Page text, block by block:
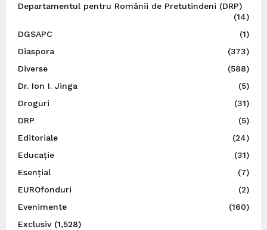
Departamentul pentru Românii de Pretutindeni (DRP)
(14)
DGSAPC
(1)
Diaspora
(373)
Diverse
(588)
Dr. Ion I. Jinga
(5)
Droguri
(31)
DRP
(5)
Editoriale
(24)
Educație
(31)
Esențial
(7)
EUROfonduri
(2)
Evenimente
(160)
Exclusiv(1,528)